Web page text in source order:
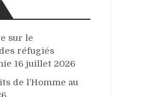
sur le
réfugiés
16 juillet 2026
de l’Homme au